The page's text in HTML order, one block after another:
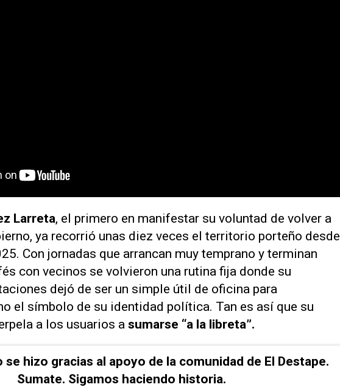
Larreta, el primero en manifestar su voluntad de volver a
ya recorrió unas diez veces el territorio porteño desde
Con jornadas que arrancan muy temprano y terminan
con vecinos se volvieron una rutina fija donde su
dejó de ser un simple útil de oficina para
el símbolo de su identidad política. Tan es así que su
a los usuarios a sumarse “a la libreta”.
hizo gracias al apoyo de la comunidad de El Destape.
Sumate. Sigamos haciendo historia.